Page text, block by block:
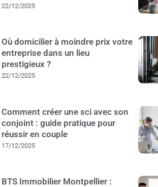
22/12/2025
Où domicilier à moindre prix votre
entreprise dans un lieu
prestigieux ?
22/12/2025
Comment créer une sci avec son
conjoint : guide pratique pour
réussir en couple
17/12/2025
BTS Immobilier Montpellier :